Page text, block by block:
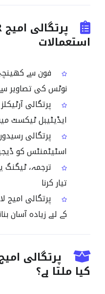
استعمالات
فون سے
نوٹس کی تصاویر سے
پرتگالی
ایڈیٹیبل ٹیکسٹ
پرتگالی
اسٹیٹمنٹس کو
ترجمہ، ٹیگنگ
تیار کرنا
پرتگالی امیج
کے لیے زیادہ آسان
کیا ملتا ہے؟